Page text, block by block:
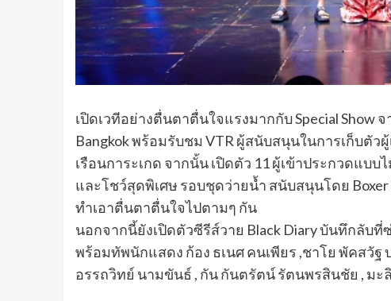
เปิดเวทีอย่างตื่นตาตื่นใจแรงมากกับ Special Show จ
Bangkok พร้อมรับชม VTR ผู้สนับสนุนในการเก็บตัว
เรือนการะเกด จากนั้น เปิดตัว 11 ผู้เข้าประกวดแบบ
และโชว์สุดพิเศษ รอบชุดว่ายน้ำ สนับสนุนโดย Boxer
ทำเอาตื่นตาตื่นใจไปตามๆ กัน
นอกจากนี้ยังเปิดตัวซีรีส์วาย Black Diary บันทึกลับที่
พร้อมทัพนักแสดง ก้อง ธเนศ คนเพียร ,ชาโย พัคสวัฐ
อรรถวิทย์ นามขันธ์ , กัน กันตรัตน์ รัตนพรสินชัย , ม